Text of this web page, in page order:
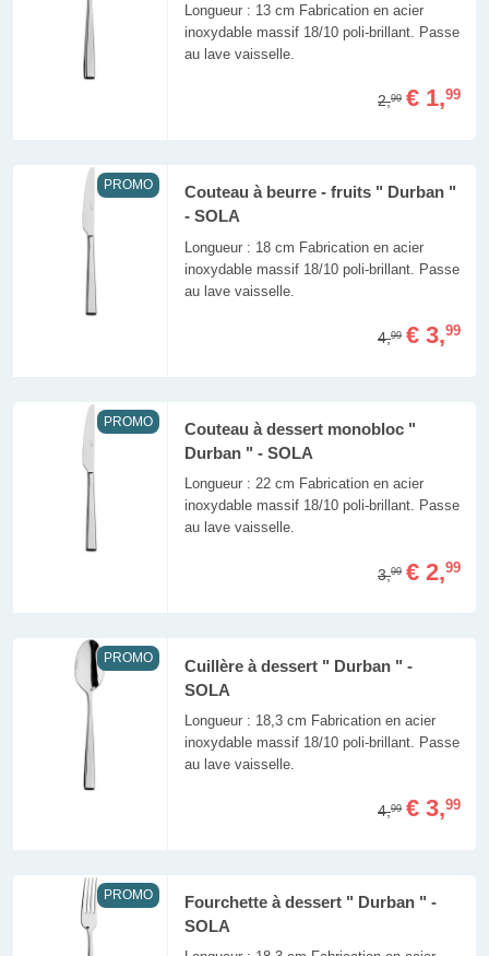
Longueur : 13 cm Fabrication en acier
inoxydable massif 18/10 poli-brillant. Passe
au lave vaisselle.
2,99 € 1,99
PROMO
Couteau à beurre - fruits " Durban "
- SOLA
Longueur : 18 cm Fabrication en acier
inoxydable massif 18/10 poli-brillant. Passe
au lave vaisselle.
4,99 € 3,99
PROMO
Couteau à dessert monobloc "
Durban " - SOLA
Longueur : 22 cm Fabrication en acier
inoxydable massif 18/10 poli-brillant. Passe
au lave vaisselle.
3,99 € 2,99
PROMO
Cuillère à dessert " Durban " -
SOLA
Longueur : 18,3 cm Fabrication en acier
inoxydable massif 18/10 poli-brillant. Passe
au lave vaisselle.
4,99 € 3,99
PROMO
Fourchette à dessert " Durban " -
SOLA